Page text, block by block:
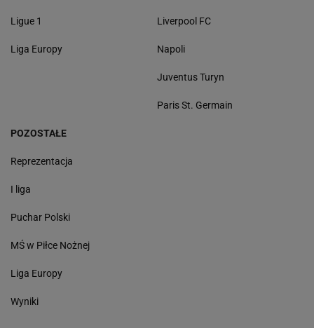
Ligue 1
Liga Europy
Liverpool FC
Napoli
Juventus Turyn
Paris St. Germain
POZOSTAŁE
Reprezentacja
I liga
Puchar Polski
MŚ w Piłce Nożnej
Liga Europy
Wyniki